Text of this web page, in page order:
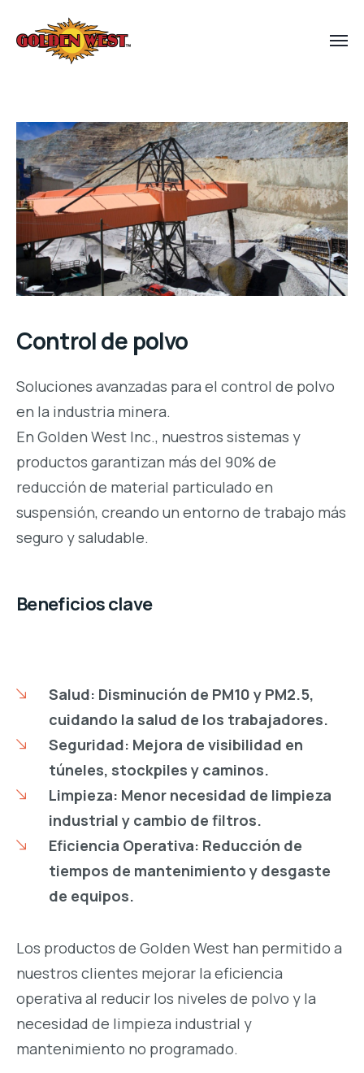
Control de polvo
Soluciones avanzadas para el control de polvo
en la industria minera.
En Golden West Inc., nuestros sistemas y
productos garantizan más del 90% de
reducción de material particulado en
suspensión, creando un entorno de trabajo más
seguro y saludable.
Beneficios clave
Salud: Disminución de PM10 y PM2.5,
cuidando la salud de los trabajadores.
Seguridad: Mejora de visibilidad en
túneles, stockpiles y caminos.
Limpieza: Menor necesidad de limpieza
industrial y cambio de filtros.
Eficiencia Operativa: Reducción de
tiempos de mantenimiento y desgaste
de equipos.
Los productos de Golden West han permitido a
nuestros clientes mejorar la eficiencia
operativa al reducir los niveles de polvo y la
necesidad de limpieza industrial y
mantenimiento no programado.